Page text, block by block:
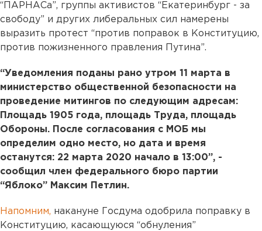
“ПАРНАСа”, группы активистов “Екатеринбург - за
свободу” и других либеральных сил намерены
выразить протест “против поправок в Конституцию,
против пожизненного правления Путина”.
“Уведомления поданы рано утром 11 марта в
министерство общественной безопасности на
проведение митингов по следующим адресам:
Площадь 1905 года, площадь Труда, площадь
Обороны. После согласования с МОБ мы
определим одно место, но дата и время
останутся: 22 марта 2020 начало в 13:00”, -
сообщил член федерального бюро партии
“Яблоко” Максим Петлин.
Напомним, накануне Госдума одобрила поправку в
Конституцию, касающуюся “обнуления”